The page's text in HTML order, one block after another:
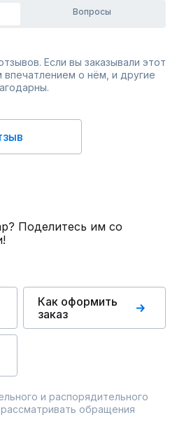
Вопросы
Если вы заказывали этот
о нём, и другие
Поделитесь им со
Как оформить
заказ
и распорядительного
обращения